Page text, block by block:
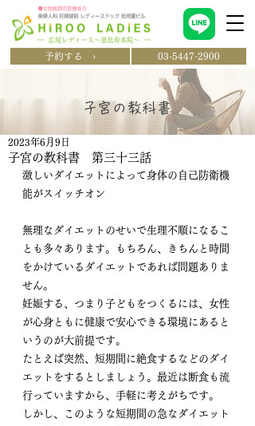
予約する › 03-5447-2900
​子宮の教科書
子宮の教科書 第三十三話
2023年6月9日
激しいダイエットによって身体の自己防衛機
能がスイッチオン
無理なダイエットのせいで生理不順になるこ
とも多々あります。もちろん、きちんと時間
をかけているダイエットであれば問題ありま
せん。
妊娠する、つまり子どもをつくるには、女性
が心身ともに健康で安心できる環境にあると
いうのが大前提です。
たとえば突然、短期間に絶食するなどのダイ
エットをするとしましょう。最近は断食も流
行っていますから、手軽に考えがちです。
しかし、このような短期間の急なダイエット